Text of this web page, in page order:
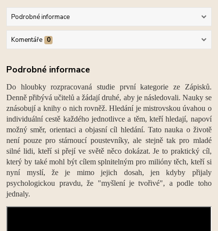
Podrobné informace
Komentáře 0
Podrobné informace
Do hloubky rozpracovaná studie první kategorie ze Zápisků.
Denně přibývá učitelů a žádají druhé, aby je následovali. Nauky se
znásobují a knihy o nich rovněž. Hledání je mistrovskou úvahou o
individuální cestě každého jednotlivce a těm, kteří hledají, napoví
možný směr, orientaci a objasní cíl hledání. Tato nauka o životě
není pouze pro stárnoucí poustevníky, ale stejně tak pro mladé
silné lidi, kteří si přejí ve světě něco dokázat. Je to praktický cíl,
který by také mohl být cílem splnitelným pro milióny těch, kteří si
nyní myslí, že je mimo jejich dosah, jen kdyby přijaly
psychologickou pravdu, že "myšlení je tvořivé", a podle toho
jednaly.